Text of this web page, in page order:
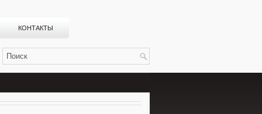
КОНТАКТЫ